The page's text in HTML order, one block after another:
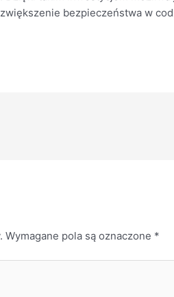
bezpieczeństwa w
Wymagane pola są oznaczone *